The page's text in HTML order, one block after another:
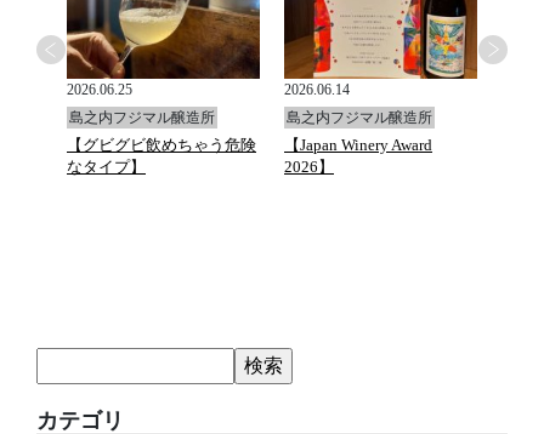
2026.06.25
島之内フジマル醸造所
【グビグビ飲めちゃう危険
なタイプ】
2026.06.14
島之内フジマル醸造所
【Japan Winery Award
2026】
カテゴリ